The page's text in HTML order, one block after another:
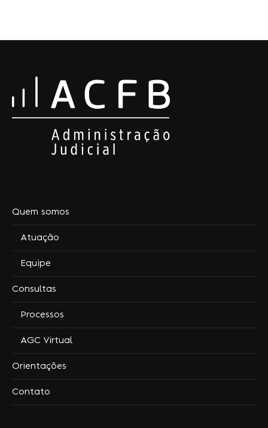
Quem somos
Atuação
Equipe
Consultas
Processos
AGC Virtual
Orientações
Contato